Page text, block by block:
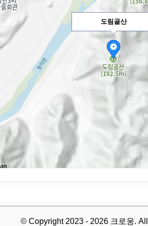
도림골산
© Copyright 2023 - 2026 크로웅.